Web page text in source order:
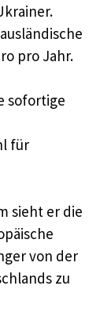
pro Jahr.
sofortige
für
sieht er die
von der
zu